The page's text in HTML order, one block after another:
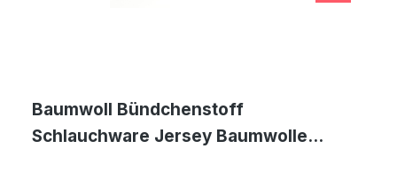
Baumwoll Bündchenstoff
Schlauchware Jersey Baumwolle